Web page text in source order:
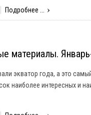
Подробнее ...
материалы.
экватор года, а это
наиболее интересных и